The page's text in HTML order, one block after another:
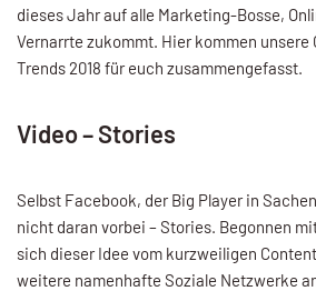
dieses Jahr auf alle Marketing-Bosse,
Vernarrte zukommt. Hier kommen unsere
Trends 2018 für euch zusammengefasst.
Video – Stories
Selbst Facebook, der Big Player in
nicht daran vorbei – Stories. Begonnen
sich dieser Idee vom kurzweiligen
weitere namenhafte Soziale Netzwerke